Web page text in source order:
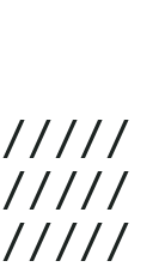
/////
/////
/////